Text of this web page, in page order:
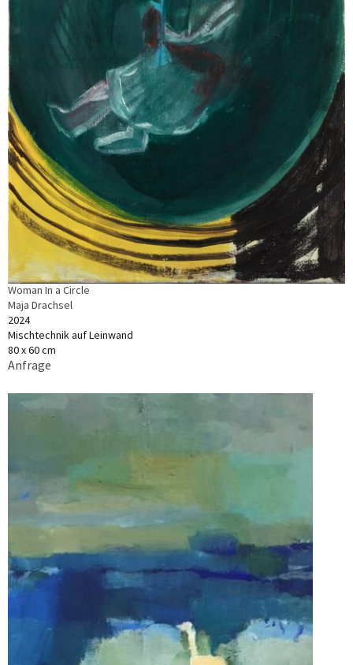
Woman In a Circle
Maja Drachsel
2024
Mischtechnik auf Leinwand
80 x 60 cm
Anfrage